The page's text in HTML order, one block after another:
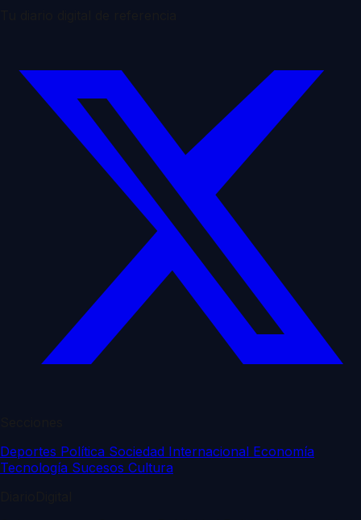
Deportes Política Sociedad Internacional Economía
Tecnología Sucesos Cultura